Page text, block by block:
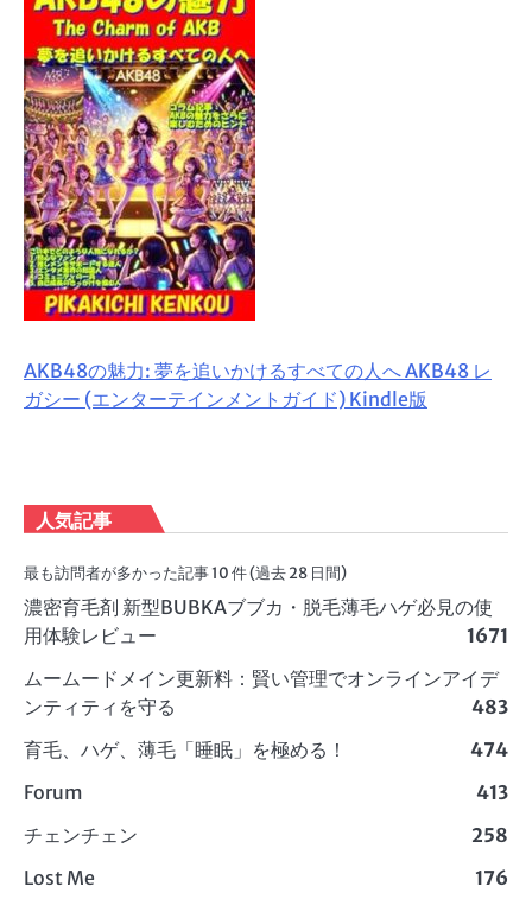
AKB48の魅力: 夢を追いかけるすべての人へ AKB48 レ
ガシー (エンターテインメントガイド) Kindle版
人気記事
最も訪問者が多かった記事 10 件 (過去 28 日間)
濃密育毛剤 新型BUBKAブブカ・脱毛薄毛ハゲ必見の使
用体験レビュー
1671
ムームードメイン更新料：賢い管理でオンラインアイデ
ンティティを守る
483
育毛、ハゲ、薄毛「睡眠」を極める！
474
Forum
413
チェンチェン
258
Lost Me
176